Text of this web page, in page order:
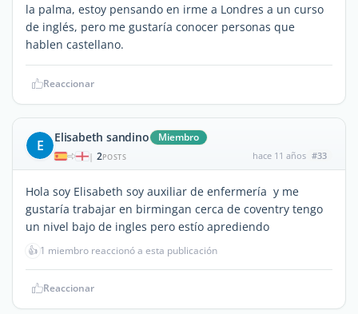
la palma, estoy pensando en irme a Londres a un curso
de inglés, pero me gustaría conocer personas que
hablen castellano.
Reaccionar
E Elisabeth sandino Miembro
| 2POSTS hace 11 años #33
Hola soy Elisabeth soy auxiliar de enfermería y me
gustaría trabajar en birmingan cerca de coventry tengo
un nivel bajo de ingles pero estío aprediendo
👍 1 miembro reaccionó a esta publicación
Reaccionar